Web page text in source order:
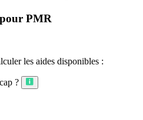
PMR
les aides disponibles :
?